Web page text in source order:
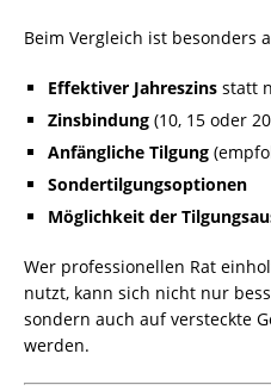
Beim Vergleich ist besonders
Effektiver Jahreszins statt
Zinsbindung (10, 15 oder
Anfängliche Tilgung
Sondertilgungsoptionen
Möglichkeit der
Wer professionellen Rat
nutzt, kann sich nicht nur
sondern auch auf versteckte
werden.